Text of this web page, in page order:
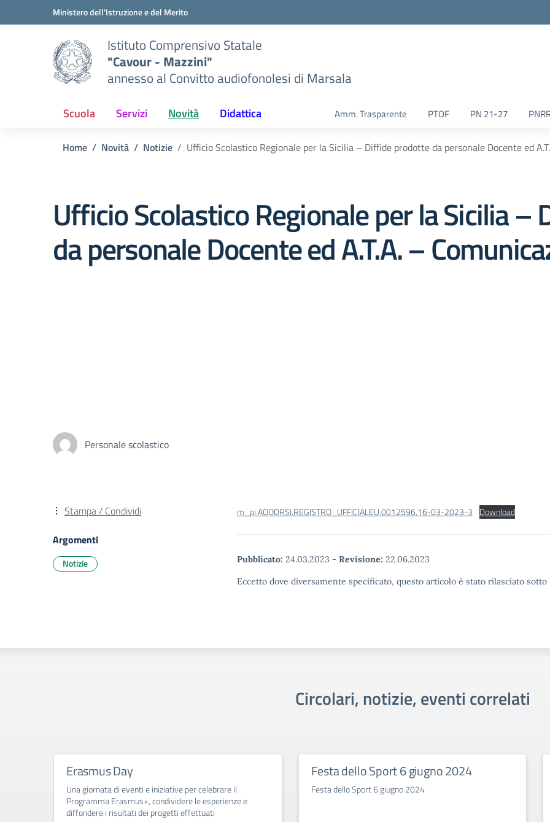
Vai ai contenuti
Vai al menu di navigazioneMinistero dell'Istruzione e del Merito
Istituto Comprensivo Statale
"Cavour - Mazzini"
annesso al Convitto audiofonolesi di Marsala
Scuola Servizi Novità Didattica Amm. Trasparente PTOF PN 21-27
Home Novità Notizie Ufficio Scolastico Regionale per la Sicilia – Diffide prodotte da personale Docente ed
Ufficio Scolastico Regionale per la Sicilia
da personale Docente ed A.T.A. –
Personale scolastico
m_pi.AOODRSI.REGISTRO_UFFICIALEU.0012596.16-03-2023-3 Download
Pubblicato: 24.03.2023 - Revisione: 22.06.2023
Eccetto dove diversamente specificato, questo articolo è stato rilasciato
Stampa / Condividi
Argomenti
Notizie
Circolari, notizie, eventi correlati
Erasmus Day
Una giornata di eventi e iniziative per celebrare il
Programma Erasmus+, condividere le esperienze e
diffondere i risultati dei progetti effettuati
Festa dello Sport 6 giugno 2024
Festa dello Sport 6 giugno 2024